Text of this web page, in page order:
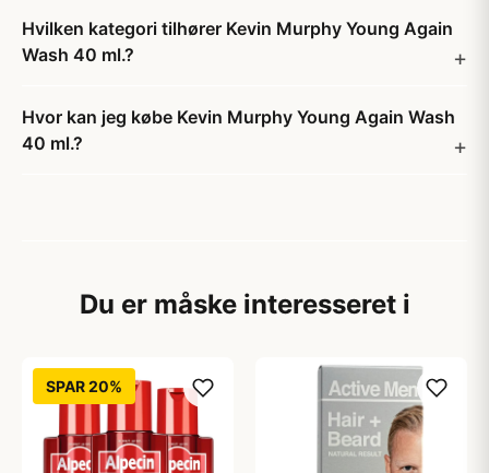
Hvilken kategori tilhører Kevin Murphy Young Again
Wash 40 ml.?
Hvor kan jeg købe Kevin Murphy Young Again Wash
40 ml.?
Du er måske interesseret i
SPAR 20%